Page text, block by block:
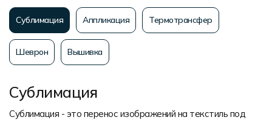
Сублимация Аппликация Термотрансфер
Шеврон Вышивка
Сублимация
Сублимация - это перенос изображений на текстиль под